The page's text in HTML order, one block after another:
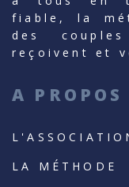
fiable, la
des
reçoivent et
A PROPOS
LA MÉTHODE